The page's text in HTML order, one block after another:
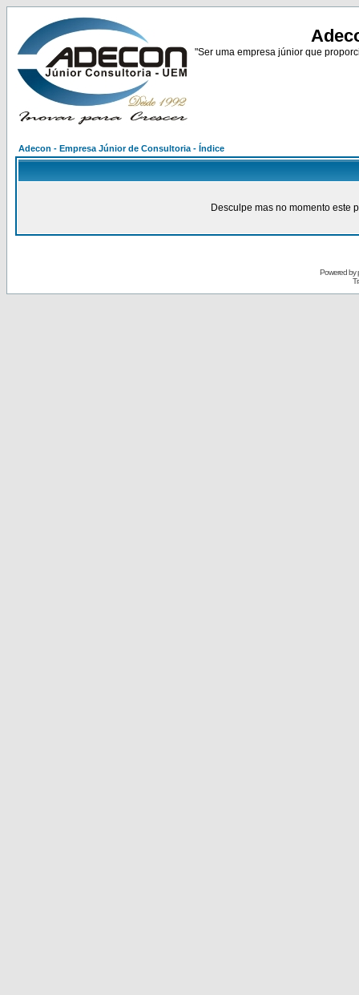
"Ser uma empresa júnior que
Adecon - Empresa Júnior de Consultoria - Índice
Desculpe mas no momento este
Powered by